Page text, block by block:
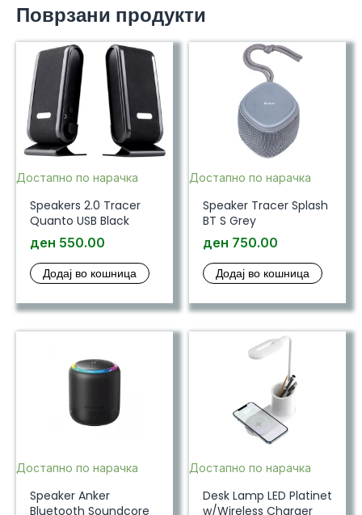
Поврзани продукти
Достапно по нарачка
Speakers 2.0 Tracer
Quanto USB Black
ден 550.00
Додај во кошница
Достапно по нарачка
Speaker Tracer Splash
BT S Grey
ден 750.00
Додај во кошница
Достапно по нарачка
Speaker Anker
Bluetooth Soundcore
Достапно по нарачка
Desk Lamp LED Platinet
w/Wireless Charger